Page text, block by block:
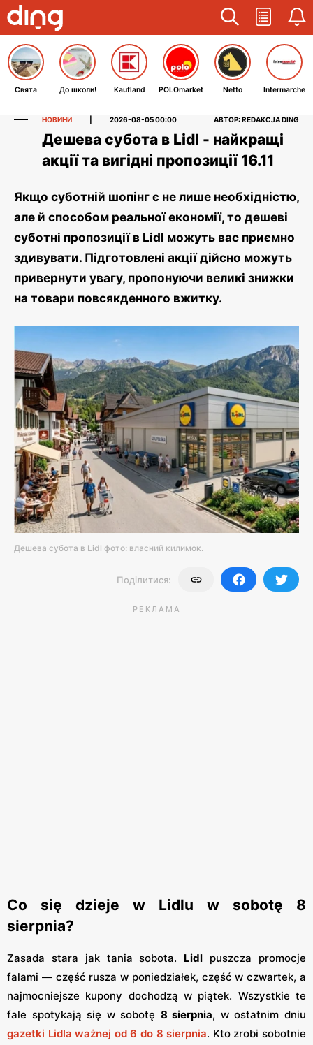
Свята До школи! Kaufland POLOmarket Netto Intermarche
НОВИНИ 2026-08-05 00:00 АВТОР: REDAKCJA DING
Дешева субота в Lidl - найкращі
акції та вигідні пропозиції 16.11
Якщо суботній шопінг є не лише необхідністю,
але й способом реальної економії, то дешеві
суботні пропозиції в Lidl можуть вас приємно
здивувати. Підготовлені акції дійсно можуть
привернути увагу, пропонуючи великі знижки
на товари повсякденного вжитку.
Дешева субота в Lidl фото: власний килимок.
Поділитися:
РЕКЛАМА
Co się dzieje w Lidlu w sobotę 8
sierpnia?
Zasada stara jak tania sobota. Lidl puszcza promocje
falami — część rusza w poniedziałek, część w czwartek, a
najmocniejsze kupony dochodzą w piątek. Wszystkie te
fale spotykają się w sobotę 8 sierpnia, w ostatnim dniu
gazetki Lidla ważnej od 6 do 8 sierpnia. Kto zrobi sobotnie